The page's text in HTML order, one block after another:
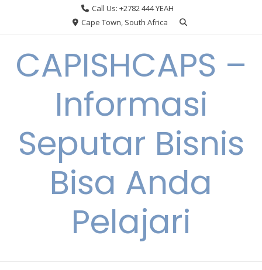
Call Us: +2782 444 YEAH
Cape Town, South Africa
CAPISHCAPS –
Informasi
Seputar Bisnis
Bisa Anda
Pelajari